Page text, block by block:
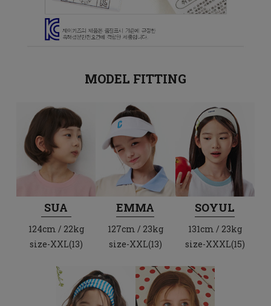
MODEL FITTING
SUA
124cm / 22kg
size-XXL(13)
EMMA
127cm / 23kg
size-XXL(13)
SOYUL
131cm / 23kg
size-XXXL(15)